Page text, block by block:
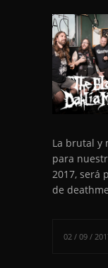
La brutal y
para
2017, será
de
02 / 09 /